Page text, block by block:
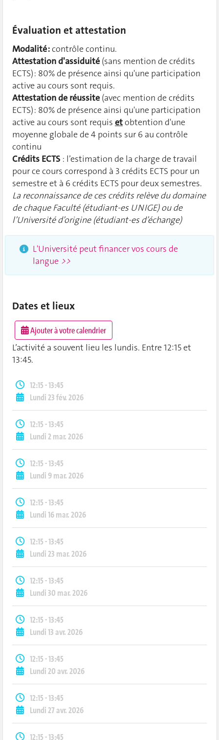
Évaluation et attestation
Modalité :contrôle continu.
Attestation d'assiduité (sans mention de crédits
ECTS) : 80% de présence ainsi qu'une participation
active au cours sont requis.
Attestation de réussite (avec mention de crédits
ECTS) : 80% de présence ainsi qu'une participation
active au cours sont requis etobtention d'une
moyenne globale de 4 points sur 6 au contrôle
continu
Crédits ECTS : l’estimation de la charge de travail
pour ce cours correspond à 3 crédits ECTS pour un
semestre et à 6 crédits ECTS pour deux semestres.
La reconnaissance de ces crédits relève du domaine
de chaque Faculté (étudiant-es UNIGE) ou de
l’Université d’origine (étudiant-es d’échange)
L'Université peut financer vos cours de
langue >>
Dates et lieux
Ajouter à votre calendrier
L’activité a souvent lieu les lundis. Entre 12:15 et
13:45.
12:15 - 13:45
Lundi 23 fév. 2026
12:15 - 13:45
Lundi 2 mar. 2026
12:15 - 13:45
Lundi 9 mar. 2026
12:15 - 13:45
Lundi 16 mar. 2026
12:15 - 13:45
Lundi 23 mar. 2026
12:15 - 13:45
Lundi 30 mar. 2026
12:15 - 13:45
Lundi 13 avr. 2026
12:15 - 13:45
Lundi 20 avr. 2026
12:15 - 13:45
Lundi 27 avr. 2026
12:15 - 13:45